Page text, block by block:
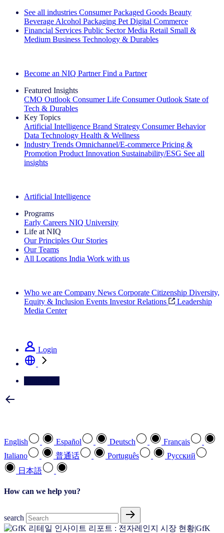
See all industries Consumer Packaged Goods Beauty
Beverage Alcohol Packaging Pet Digital Commerce
Financial Services Public Sector Media Retail Small &
Medium Business Technology & Durables
Become an NIQ Partner Find a Partner
Featured Insights
CMO Outlook Consumer Life Consumer Outlook State of
Tech & Durables
Key Topics
Artificial Intelligence Brand Strategy Consumer Behavior
Data Technology Health & Wellness
Industry Trends Omnichannel/E-commerce Pricing &
Promotion Product Innovation Sustainability/ESG See all
insights
Artificial Intelligence
Programs
Early Careers NIQ University
Life at NIQ
Our Principles Our Stories
Our Teams
All Locations India Work with us
Who we are Company News Corporate Citizenship Diversity,
Equity & Inclusion Events Investor Relations
Leadership
Media Center
Login
English Español Deutsch
Français
Italiano
普通话 Português
Pусский
日本語
How can we help you?
search